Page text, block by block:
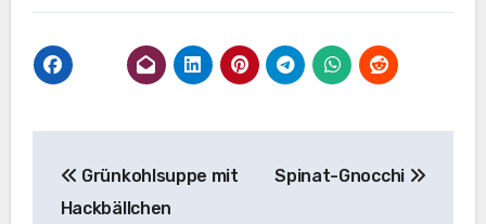
Grünkohlsuppe mit
Hackbällchen
Spinat-Gnocchi